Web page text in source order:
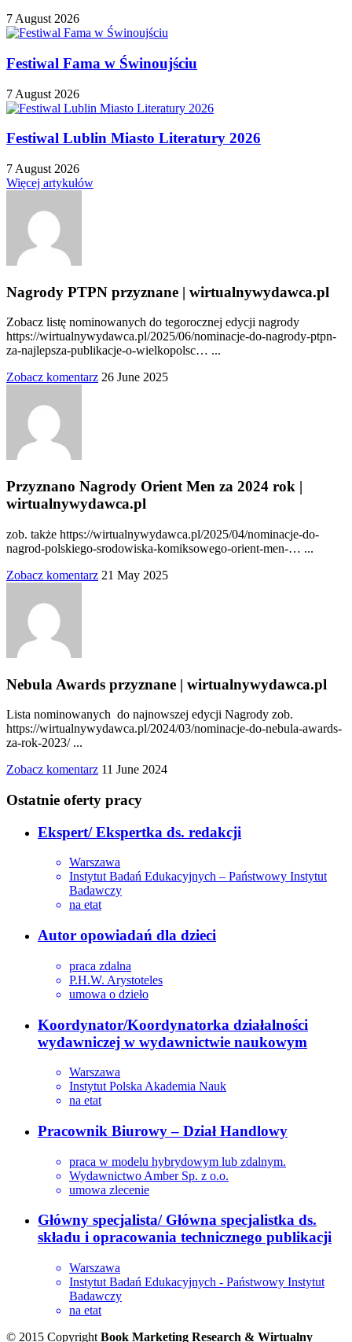
7 August 2026
Festiwal Fama w Świnoujściu
7 August 2026
Festiwal Lublin Miasto Literatury 2026
7 August 2026
Więcej artykułów
Nagrody PTPN przyznane | wirtualnywydawca.pl
Zobacz listę nominowanych do tegorocznej edycji nagrody
https://wirtualnywydawca.pl/2025/06/nominacje-do-nagrody-ptpn-
za-najlepsza-publikacje-o-wielkopolsc… ...
Zobacz komentarz 26 June 2025
Przyznano Nagrody Orient Men za 2024 rok |
wirtualnywydawca.pl
zob. także https://wirtualnywydawca.pl/2025/04/nominacje-do-
nagrod-polskiego-srodowiska-komiksowego-orient-men-… ...
Zobacz komentarz 21 May 2025
Nebula Awards przyznane | wirtualnywydawca.pl
Lista nominowanych do najnowszej edycji Nagrody zob.
https://wirtualnywydawca.pl/2024/03/nominacje-do-nebula-awards-
za-rok-2023/ ...
Zobacz komentarz 11 June 2024
Ostatnie oferty pracy
Ekspert/ Ekspertka ds. redakcji
Warszawa
Instytut Badań Edukacyjnych – Państwowy Instytut
Badawczy
na etat
Autor opowiadań dla dzieci
praca zdalna
P.H.W. Arystoteles
umowa o dzieło
Koordynator/Koordynatorka działalności
wydawniczej w wydawnictwie naukowym
Warszawa
Instytut Polska Akademia Nauk
na etat
Pracownik Biurowy – Dział Handlowy
praca w modelu hybrydowym lub zdalnym.
Wydawnictwo Amber Sp. z o.o.
umowa zlecenie
Główny specjalista/ Główna specjalistka ds.
składu i opracowania technicznego publikacji
Warszawa
Instytut Badań Edukacyjnych - Państwowy Instytut
Badawczy
na etat
© 2015 Copyright Book Marketing Research & Wirtualny